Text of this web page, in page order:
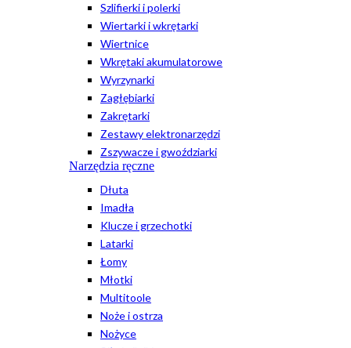
Szlifierki i polerki
Wiertarki i wkrętarki
Wiertnice
Wkrętaki akumulatorowe
Wyrzynarki
Zagłębiarki
Zakrętarki
Zestawy elektronarzędzi
Zszywacze i gwoździarki
Narzędzia ręczne
Dłuta
Imadła
Klucze i grzechotki
Latarki
Łomy
Młotki
Multitoole
Noże i ostrza
Nożyce